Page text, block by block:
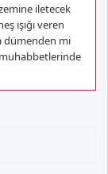
iletecek
ışığı veren
dümenden mi